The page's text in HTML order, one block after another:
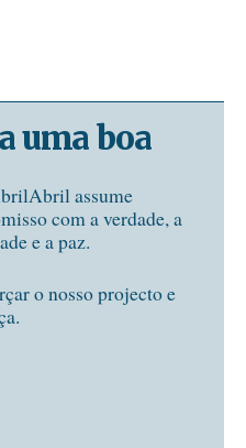
uma boa
assume
com a verdade, a
e a paz.
o nosso projecto e